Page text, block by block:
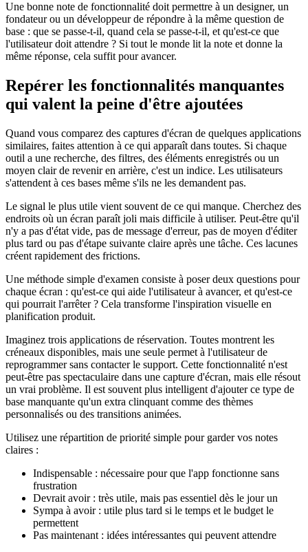
Une bonne note de fonctionnalité doit permettre à un designer, un
fondateur ou un développeur de répondre à la même question de
base : que se passe-t-il, quand cela se passe-t-il, et qu'est-ce que
l'utilisateur doit attendre ? Si tout le monde lit la note et donne la
même réponse, cela suffit pour avancer.
Repérer les fonctionnalités manquantes
qui valent la peine d'être ajoutées
Quand vous comparez des captures d'écran de quelques applications
similaires, faites attention à ce qui apparaît dans toutes. Si chaque
outil a une recherche, des filtres, des éléments enregistrés ou un
moyen clair de revenir en arrière, c'est un indice. Les utilisateurs
s'attendent à ces bases même s'ils ne les demandent pas.
Le signal le plus utile vient souvent de ce qui manque. Cherchez des
endroits où un écran paraît joli mais difficile à utiliser. Peut-être qu'il
n'y a pas d'état vide, pas de message d'erreur, pas de moyen d'éditer
plus tard ou pas d'étape suivante claire après une tâche. Ces lacunes
créent rapidement des frictions.
Une méthode simple d'examen consiste à poser deux questions pour
chaque écran : qu'est-ce qui aide l'utilisateur à avancer, et qu'est-ce
qui pourrait l'arrêter ? Cela transforme l'inspiration visuelle en
planification produit.
Imaginez trois applications de réservation. Toutes montrent les
créneaux disponibles, mais une seule permet à l'utilisateur de
reprogrammer sans contacter le support. Cette fonctionnalité n'est
peut-être pas spectaculaire dans une capture d'écran, mais elle résout
un vrai problème. Il est souvent plus intelligent d'ajouter ce type de
base manquante qu'un extra clinquant comme des thèmes
personnalisés ou des transitions animées.
Utilisez une répartition de priorité simple pour garder vos notes
claires :
Indispensable : nécessaire pour que l'app fonctionne sans
frustration
Devrait avoir : très utile, mais pas essentiel dès le jour un
Sympa à avoir : utile plus tard si le temps et le budget le
permettent
Pas maintenant : idées intéressantes qui peuvent attendre